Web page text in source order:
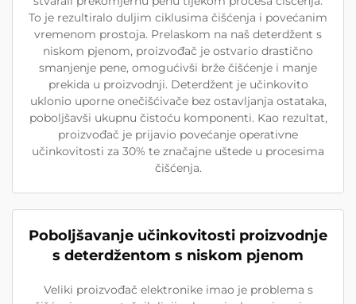
To je rezultiralo duljim ciklusima čišćenja i povećanim
vremenom prostoja. Prelaskom na naš deterdžent s
niskom pjenom, proizvođač je ostvario drastično
smanjenje pene, omogućivši brže čišćenje i manje
prekida u proizvodnji. Deterdžent je učinkovito
uklonio uporne onečišćivače bez ostavljanja ostataka,
poboljšavši ukupnu čistoću komponenti. Kao rezultat,
proizvođač je prijavio povećanje operativne
učinkovitosti za 30% te značajne uštede u procesima
čišćenja.
Poboljšavanje učinkovitosti proizvodnje
s deterdžentom s niskom pjenom
Veliki proizvođač elektronike imao je problema s